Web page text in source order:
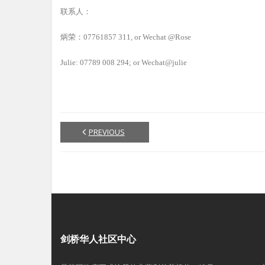
联系人：
炳荣：07761857 311, or Wechat @Rose
Julie: 07789 008 294; or Wechat@julie
PREVIOUS
剑桥华人社区中心